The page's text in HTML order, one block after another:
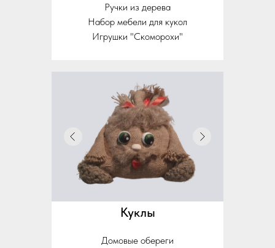
Ручки из дерева
Набор мебели для кукол
Игрушки "Скоморохи"
Куклы
Домовые обереги